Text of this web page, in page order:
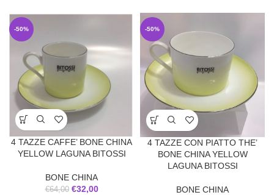
-50%
4 TAZZE CAFFE’ BONE CHINA
YELLOW LAGUNA BITOSSI
BONE CHINA
€64,00 €32,00
-50%
4 TAZZE CON PIATTO THE’
BONE CHINA YELLOW
LAGUNA BITOSSI
BONE CHINA